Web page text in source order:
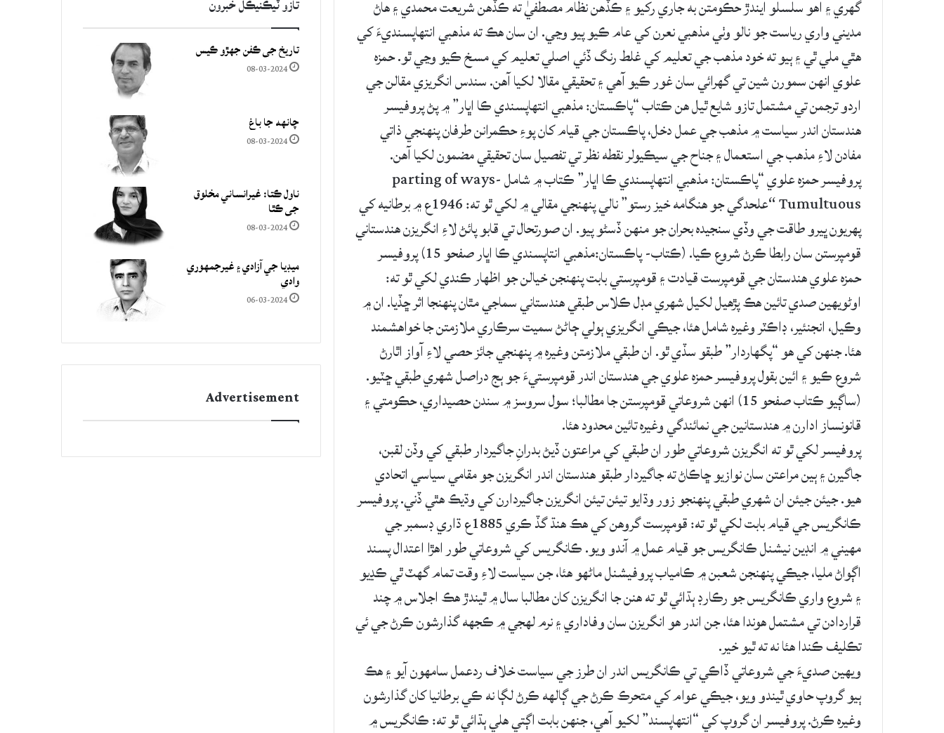
گهري ۽ اهو سلسلو ايندڙ حڪومتن به جاري رکيو ۽ ڪڏهن نظام مصطفيٰ ته ڪڏهن شريعت محمدي ۽ هاڻ
مديني واري رياست جو نالو وٺي مذهبي نعرن کي عام ڪيو پيو وڃي. ان سان هڪ ته مذهبي انتهاپسنديءَ کي
هٿي ملي ٿي ۽ ٻيو ته خود مذهب جي تعليم کي غلط رنگ ڏئي اصلي تعليم کي مسخ ڪيو وڃي ٿو. حمزه
علوي انهن سمورن شين تي گهرائي سان غور ڪيو آهي ۽ تحقيقي مقالا لکيا آهن. سندس انگريزي مقالن جي
اردو ترجمن تي مشتمل تازو شايع ٿيل هن ڪتاب “پاڪستان: مذهبي انتهاپسندي ڪا اڀار” ۾ پڻ پروفيسر
هندستان اندر سياست ۾ مذهب جي عمل دخل، پاڪستان جي قيام کان پوءِ حڪمرانن طرفان پنهنجي ذاتي
مفادن لاءِ مذهب جي استعمال ۽ جناح جي سيڪيولر نقطه نظر تي تفصيل سان تحقيقي مضمون لکيا آهن.
پروفيسر حمزه علوي “پاڪستان: مذهبي انتهاپسندي ڪا اڀار” ڪتاب ۾ شامل parting of ways-
Tumultuous “علحدگي جو هنگامه خيز رستو” نالي پنهنجي مقالي ۾ لکي ٿو ته: 1946ع ۾ برطانيه کي
پهريون ڀيرو طاقت جي وڏي سنجيده بحران جو منهن ڏسڻو پيو. ان صورتحال تي قابو پائڻ لاءِ انگريزن هندستاني
قومپرستن سان رابطا ڪرڻ شروع ڪيا. (ڪتاب- پاڪستان:مذهبي انتاپسندي ڪا اڀار صفحو 15) پروفيسر
حمزه علوي هندستان جي قومپرست قيادت ۽ قومپرستي بابت پنھنجن خيالن جو اظهار ڪندي لکي ٿو ته:
اوڻويهين صدي تائين هڪ پڙهيل لکيل شهري مڊل ڪلاس طبقي هندستاني سماجي مٿان پنهنجا اثر ڇڏيا. ان ۾
وڪيل، انجنئير، ڊاڪٽر وغيره شامل هئا، جيڪي انگريزي ٻولي ڄاڻڻ سميت سرڪاري ملازمتن جا خواهشمند
هئا. جنهن کي هو “پگهاردار” طبقو سڏي ٿو. ان طبقي ملازمتن وغيره ۾ پنهنجي جائز حصي لاءِ آواز اٿارڻ
شروع ڪيو ۽ ائين بقول پروفيسر حمزه علوي جي هندستان اندر قومپرستيءَ جو ٻج دراصل شهري طبقي ڇٽيو.
(ساڳيو ڪتاب صفحو 15) انهن شروعاتي قومپرستن جا مطالبا؛ سول سروسز ۾ سندن حصيداري، حڪومتي ۽
قانونساز ادارن ۾ هندستانين جي نمائندگي وغيره تائين محدود هئا.
پروفيسر لکي ٿو ته انگريزن شروعاتي طور ان طبقي کي مراعتون ڏيڻ بدرانِ جاگيردار طبقي کي وڏن لقبن،
جاگيرن ۽ ٻين مراعتن سان نوازيو ڇاڪاڻ ته جاگيردار طبقو هندستان اندر انگريزن جو مقامي سياسي اتحادي
هيو. جيئن جيئن ان شهري طبقي پنهنجو زور وڌايو تيئن تيئن انگريزن جاگيردارن کي وڌيڪ هٿي ڏني. پروفيسر
ڪانگريس جي قيام بابت لکي ٿو ته: قومپرست گروهن کي هڪ هنڌ گڏ ڪري 1885ع ڌاري ڊسمبر جي
مهيني ۾ انڊين نيشنل ڪانگريس جو قيام عمل ۾ آندو ويو. ڪانگريس کي شروعاتي طور اهڙا اعتدال پسند
اڳواڻ مليا، جيڪي پنهنجن شعبن ۾ ڪامياب پروفيشنل ماڻهو هئا، جن سياست لاءِ وقت تمام گهٽ ٿي ڪڍيو
۽ شروع واري ڪانگريس جو رڪارڊ ٻڌائي ٿو ته هنن جا انگريزن کان مطالبا سال ۾ ٿيندڙ هڪ اجلاس ۾ چند
قراردادن تي مشتمل هوندا هئا، جن اندر هو انگريزن سان وفاداري ۽ نرم لهجي ۾ ڪجهه گذارشون ڪرڻ جي ئي
تڪليف ڪندا هئا نه ته ٿيو خير.
ويهين صديءَ جي شروعاتي ڏاڪي تي ڪانگريس اندر ان طرز جي سياست خلاف ردعمل سامهون آيو ۽ هڪ
ٻيو گروپ حاوي ٿيندو ويو، جيڪي عوام کي متحرڪ ڪرڻ جي ڳالھه ڪرڻ لڳا نه ڪي برطانيا کان گذارشون
وغيره ڪرڻ. پروفيسر ان گروپ کي “انتهاپسند” لکيو آهي، جنهن بابت اڳتي هلي ٻڌائي ٿو ته: ڪانگريس ۾
تازو ٽيڪنيڪل خبرون
تاريخ جي ڪفن جھڙو ڪيس
08-03-2024
چانهه جا باغ
08-03-2024
ناول ڪتا: غيرانساني مخلوق
جي ڪٿا
08-03-2024
ميڊيا جي آزادي ۽ غيرجمھوري
وادي
06-03-2024
Advertisement